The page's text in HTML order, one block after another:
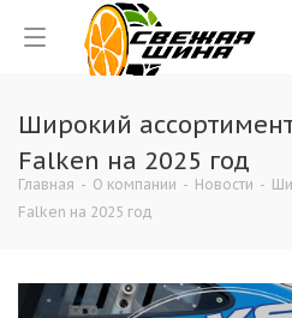
Широкий
Falken на 2025 год
Главная - О компании - Новости -
Falken на 2025 год